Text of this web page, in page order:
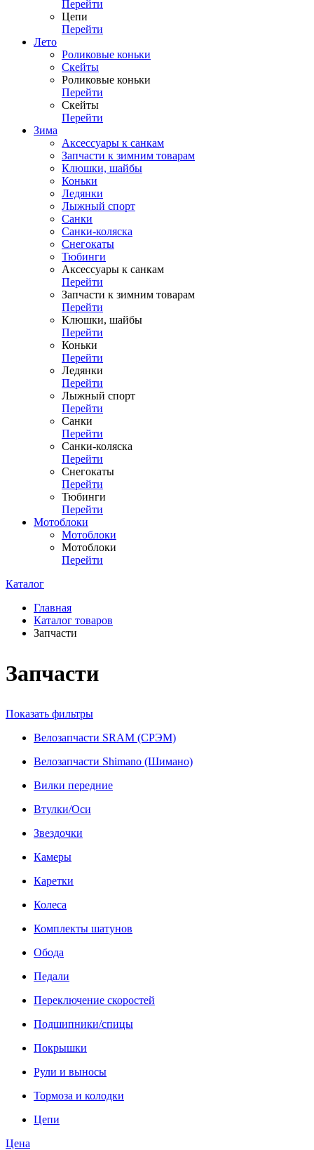
Перейти
Цепи
Перейти
Лето
Роликовые коньки
Скейты
Роликовые коньки
Перейти
Скейты
Перейти
Зима
Аксессуары к санкам
Запчасти к зимним товарам
Клюшки, шайбы
Коньки
Ледянки
Лыжный спорт
Санки
Санки-коляска
Снегокаты
Тюбинги
Аксессуары к санкам
Перейти
Запчасти к зимним товарам
Перейти
Клюшки, шайбы
Перейти
Коньки
Перейти
Ледянки
Перейти
Лыжный спорт
Перейти
Санки
Перейти
Санки-коляска
Перейти
Снегокаты
Перейти
Тюбинги
Перейти
Мотоблоки
Мотоблоки
Мотоблоки
Перейти
Каталог
Главная
Каталог товаров
Запчасти
Запчасти
Показать фильтры
Велозапчасти SRAM (СРЭМ)
Велозапчасти Shimano (Шимано)
Вилки передние
Втулки/Оси
Звездочки
Камеры
Каретки
Колеса
Комплекты шатунов
Обода
Педали
Переключение скоростей
Подшипники/спицы
Покрышки
Рули и выносы
Тормоза и колодки
Цепи
Цена